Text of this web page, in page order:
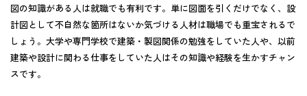
図の知識がある人は就職でも有利です。単に図面を引くだけでなく、設
計図として不自然な箇所はないか気づける人材は職場でも重宝されるで
しょう。大学や専門学校で建築・製図関係の勉強をしていた人や、以前
建築や設計に関わる仕事をしていた人はその知識や経験を生かすチャン
スです。